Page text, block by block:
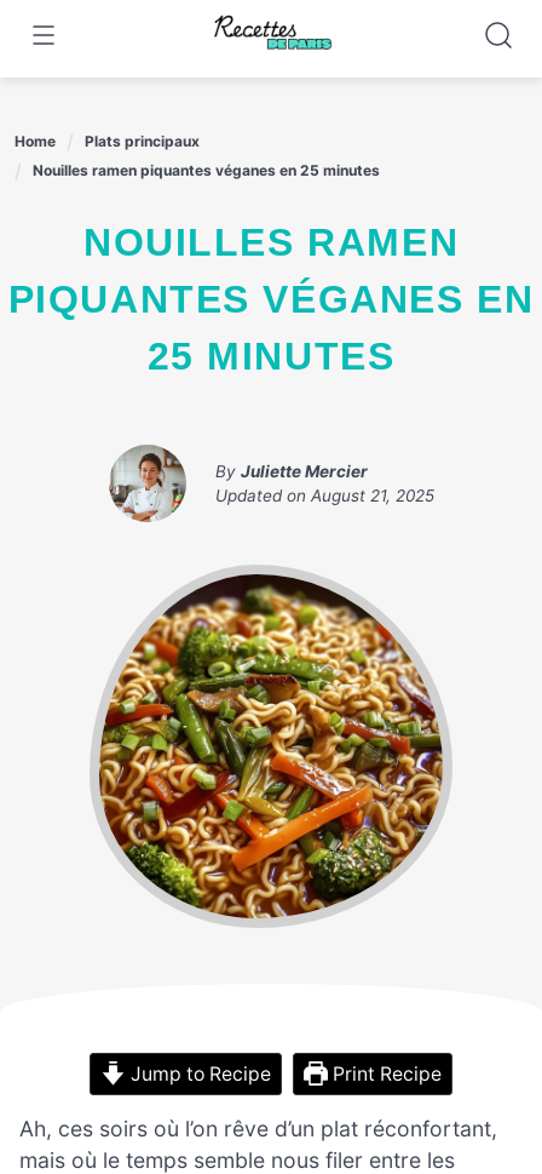
content
Home
Plats principaux
Nouilles ramen piquantes véganes en 25 minutes
NOUILLES RAMEN
PIQUANTES VÉGANES EN
25 MINUTES
By Juliette Mercier
Updated on August 21, 2025
Jump to Recipe Print Recipe
Ah, ces soirs où l’on rêve d’un plat réconfortant,
mais où le temps semble nous filer entre les